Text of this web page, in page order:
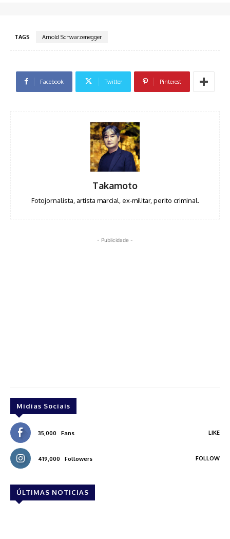
TAGS Arnold Schwarzenegger
Facebook Twitter Pinterest
Takamoto
Fotojornalista, artista marcial, ex-militar, perito criminal.
- Publicidade -
Midias Sociais
35,000 Fans LIKE
419,000 Followers FOLLOW
ÚLTIMAS NOTICIAS